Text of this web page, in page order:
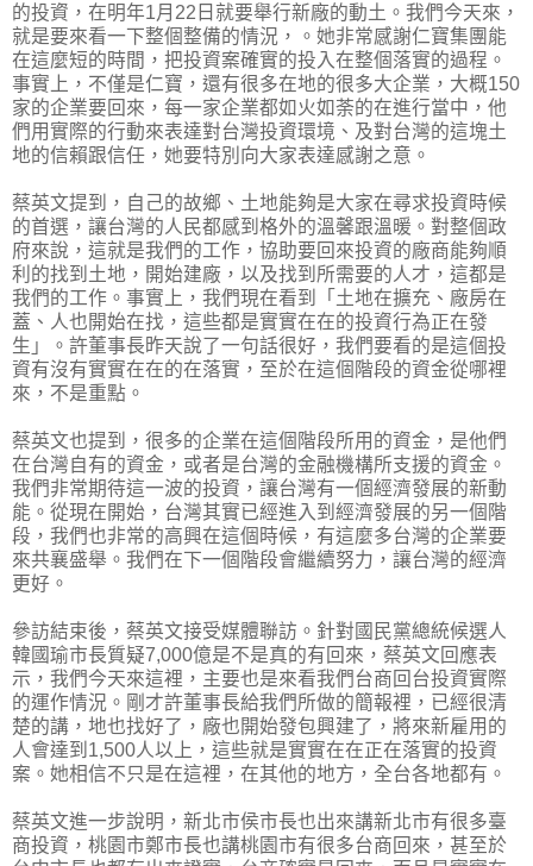
的投資，在明年1月22日就要舉行新廠的動土。我們今天來，
就是要來看一下整個整備的情況，。她非常感謝仁寶集團能
在這麼短的時間，把投資案確實的投入在整個落實的過程。
事實上，不僅是仁寶，還有很多在地的很多大企業，大概150
家的企業要回來，每一家企業都如火如荼的在進行當中，他
們用實際的行動來表達對台灣投資環境、及對台灣的這塊土
地的信賴跟信任，她要特別向大家表達感謝之意。
蔡英文提到，自己的故鄉、土地能夠是大家在尋求投資時候
的首選，讓台灣的人民都感到格外的溫馨跟溫暖。對整個政
府來說，這就是我們的工作，協助要回來投資的廠商能夠順
利的找到土地，開始建廠，以及找到所需要的人才，這都是
我們的工作。事實上，我們現在看到「土地在擴充、廠房在
蓋、人也開始在找，這些都是實實在在的投資行為正在發
生」。許董事長昨天說了一句話很好，我們要看的是這個投
資有沒有實實在在的在落實，至於在這個階段的資金從哪裡
來，不是重點。
蔡英文也提到，很多的企業在這個階段所用的資金，是他們
在台灣自有的資金，或者是台灣的金融機構所支援的資金。
我們非常期待這一波的投資，讓台灣有一個經濟發展的新動
能。從現在開始，台灣其實已經進入到經濟發展的另一個階
段，我們也非常的高興在這個時候，有這麼多台灣的企業要
來共襄盛舉。我們在下一個階段會繼續努力，讓台灣的經濟
更好。
參訪結束後，蔡英文接受媒體聯訪。針對國民黨總統候選人
韓國瑜市長質疑7,000億是不是真的有回來，蔡英文回應表
示，我們今天來這裡，主要也是來看我們台商回台投資實際
的運作情況。剛才許董事長給我們所做的簡報裡，已經很清
楚的講，地也找好了，廠也開始發包興建了，將來新雇用的
人會達到1,500人以上，這些就是實實在在正在落實的投資
案。她相信不只是在這裡，在其他的地方，全台各地都有。
蔡英文進一步說明，新北市侯市長也出來講新北市有很多臺
商投資，桃園市鄭市長也講桃園市有很多台商回來，甚至於